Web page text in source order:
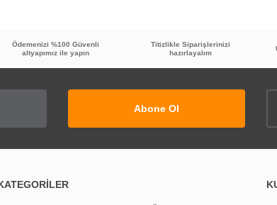
Ödemenizi %100 Güvenli
altyapımız ile yapın
Titizlikle Siparişlerinizi
hazırlayalım
Abone Ol